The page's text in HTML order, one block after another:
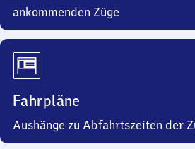
ankommenden Züge
Fahrpläne
Aushänge zu Abfahrtszeiten der